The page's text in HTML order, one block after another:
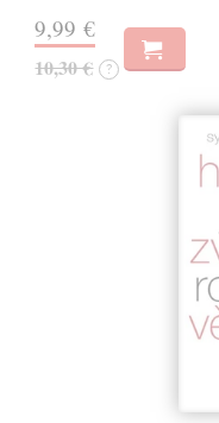
9,99 €
10,30 € ?